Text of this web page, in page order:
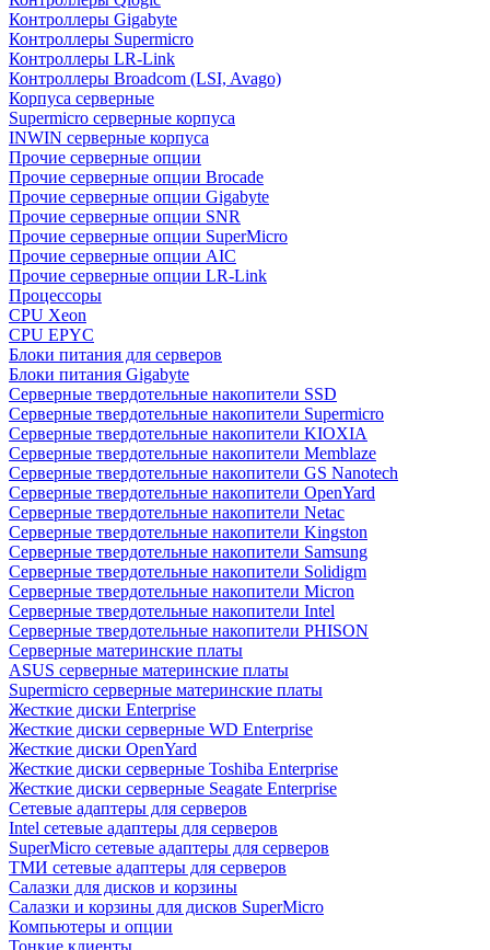
Контроллеры Gigabyte
Контроллеры Supermicro
Контроллеры LR-Link
Контроллеры Broadcom (LSI, Avago)
Корпуса серверные
Supermicro серверные корпуса
INWIN серверные корпуса
Прочие серверные опции
Прочие серверные опции Brocade
Прочие серверные опции Gigabyte
Прочие серверные опции SNR
Прочие серверные опции SuperMicro
Прочие серверные опции AIC
Прочие серверные опции LR-Link
Процессоры
CPU Xeon
CPU EPYC
Блоки питания для серверов
Блоки питания Gigabyte
Серверные твердотельные накопители SSD
Cерверные твердотельные накопители Supermicro
Cерверные твердотельные накопители KIOXIA
Cерверные твердотельные накопители Memblaze
Cерверные твердотельные накопители GS Nanotech
Серверные твердотельные накопители OpenYard
Серверные твердотельные накопители Netac
Cерверные твердотельные накопители Kingston
Cерверные твердотельные накопители Samsung
Cерверные твердотельные накопители Solidigm
Cерверные твердотельные накопители Micron
Cерверные твердотельные накопители Intel
Cерверные твердотельные накопители PHISON
Серверные материнские платы
ASUS серверные материнские платы
Supermicro серверные материнские платы
Жесткие диски Enterprise
Жесткие диски серверные WD Enterprise
Жесткие диски OpenYard
Жесткие диски серверные Toshiba Enterprise
Жесткие диски серверные Seagate Enterprise
Сетевые адаптеры для серверов
Intel сетевые адаптеры для серверов
SuperMicro сетевые адаптеры для серверов
ТМИ сетевые адаптеры для серверов
Салазки для дисков и корзины
Салазки и корзины для дисков SuperMicro
Компьютеры и опции
Тонкие клиенты